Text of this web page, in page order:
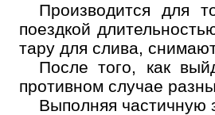
Производится для
поездкой
тару для слива,
После того, как
противном случае
Выполняя частичную